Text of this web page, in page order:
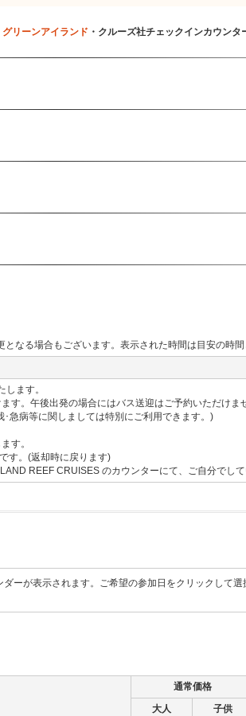
グリーンアイランド ・クルーズ社チェックインカウン
なる場合もございます。表示された時間は目安の時間
ます。
。午後出発の場合にはバス送迎はご予約いただけま
急病等に関しましては特別にご利用できます。)
す。
す。(返却時に戻ります)
REEF CRUISES のカウンターにて、ご自分でして
ーが表示されます。ご希望の参加日をクリックして
通常価格
大人
子供